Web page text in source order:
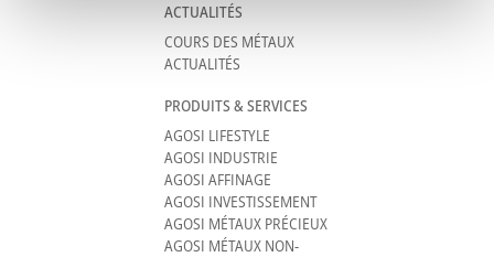
ACTUALITÉS
COURS DES MÉTAUX
ACTUALITÉS
PRODUITS & SERVICES
AGOSI LIFESTYLE
AGOSI INDUSTRIE
AGOSI AFFINAGE
AGOSI INVESTISSEMENT
AGOSI MÉTAUX PRÉCIEUX
AGOSI MÉTAUX NON-